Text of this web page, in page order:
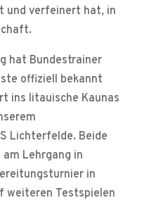
und verfeinert hat, in
hat Bundestrainer
offiziell bekannt
ins litauische Kaunas
Lichterfelde. Beide
Lehrgang in
in
weiteren Testspielen